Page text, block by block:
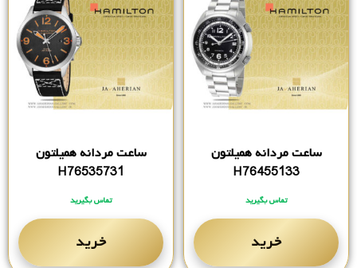
ساعت مردانه همیلتون
H76455133
تماس بگیرید
خرید
ساعت مردانه همیلتون
H76535731
تماس بگیرید
خرید